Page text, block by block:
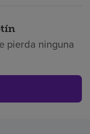
pierda ninguna